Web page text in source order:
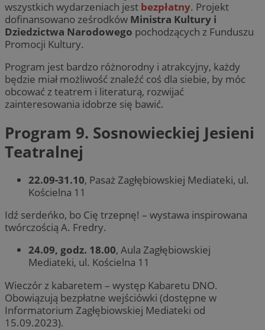
wszystkich wydarzeniach jest bezpłatny. Projekt
dofinansowano ześrodków Ministra Kultury i
Dziedzictwa Narodowego pochodzących z Funduszu
Promocji Kultury.
Program jest bardzo różnorodny i atrakcyjny, każdy
będzie miał możliwość znaleźć coś dla siebie, by móc
obcować z teatrem i literaturą, rozwijać
zainteresowania idobrze się bawić.
Program 9. Sosnowieckiej Jesieni
Teatralnej
22.09-31.10, Pasaż Zagłębiowskiej Mediateki, ul.
Kościelna 11
Idź serdeńko, bo Cię trzepnę! – wystawa inspirowana
twórczością A. Fredry.
24.09, godz. 18.00, Aula Zagłębiowskiej
Mediateki, ul. Kościelna 11
Wieczór z kabaretem – występ Kabaretu DNO.
Obowiązują bezpłatne wejściówki (dostępne w
Informatorium Zagłębiowskiej Mediateki od
15.09.2023).